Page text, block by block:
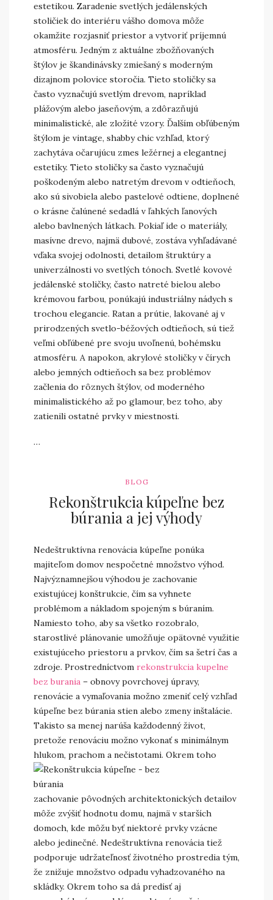
estetikou. Zaradenie svetlých jedálenských
stoličiek do interiéru vášho domova môže
okamžite rozjasniť priestor a vytvoriť príjemnú
atmosféru. Jedným z aktuálne zbožňovaných
štýlov je škandinávsky zmiešaný s moderným
dizajnom polovice storočia. Tieto stoličky sa
často vyznačujú svetlým drevom, napríklad
plážovým alebo jaseňovým, a zdôrazňujú
minimalistické, ale zložité vzory. Ďalším obľúbeným
štýlom je vintage, shabby chic vzhľad, ktorý
zachytáva očarujúcu zmes ležérnej a elegantnej
estetiky. Tieto stoličky sa často vyznačujú
poškodeným alebo natretým drevom v odtieňoch,
ako sú sivobiela alebo pastelové odtiene, doplnené
o krásne čalúnené sedadlá v ľahkých ľanových
alebo bavlnených látkach. Pokiaľ ide o materiály,
masívne drevo, najmä dubové, zostáva vyhľadávané
vďaka svojej odolnosti, detailom štruktúry a
univerzálnosti vo svetlých tónoch. Svetlé kovové
jedálenské stoličky, často natreté bielou alebo
krémovou farbou, ponúkajú industriálny nádych s
trochou elegancie. Ratan a prútie, lakované aj v
prirodzených svetlo-béžových odtieňoch, sú tiež
veľmi obľúbené pre svoju uvoľnenú, bohémsku
atmosféru. A napokon, akrylové stoličky v čírych
alebo jemných odtieňoch sa bez problémov
začlenia do rôznych štýlov, od moderného
minimalistického až po glamour, bez toho, aby
zatienili ostatné prvky v miestnosti.
…
BLOG
Rekonštrukcia kúpeľne bez
búrania a jej výhody
Nedeštruktívna renovácia kúpeľne ponúka
majiteľom domov nespočetné množstvo výhod.
Najvýznamnejšou výhodou je zachovanie
existujúcej konštrukcie, čím sa vyhnete
problémom a nákladom spojeným s búraním.
Namiesto toho, aby sa všetko rozobralo,
starostlivé plánovanie umožňuje opätovné využitie
existujúceho priestoru a prvkov, čím sa šetrí čas a
zdroje. Prostredníctvom rekonstrukcia kupelne
bez burania – obnovy povrchovej úpravy,
renovácie a vymaľovania možno zmeniť celý vzhľad
kúpeľne bez búrania stien alebo zmeny inštalácie.
Takisto sa menej narúša každodenný život,
pretože renováciu možno vykonať s minimálnym
hlukom, prachom a nečistotami. Okrem toho
zachovanie pôvodných architektonických detailov
môže zvýšiť hodnotu domu, najmä v starších
domoch, kde môžu byť niektoré prvky vzácne
alebo jedinečné. Nedeštruktívna renovácia tiež
podporuje udržateľnosť životného prostredia tým,
že znižuje množstvo odpadu vyhadzovaného na
skládky. Okrem toho sa dá predísť aj